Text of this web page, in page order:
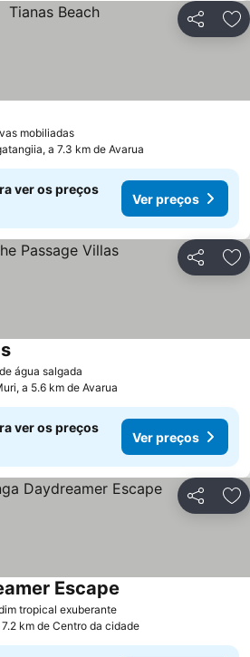
Partilhar
mobiliadas
a 7.3 km de Avarua
ver os preços
Ver preços
Partilhar
água salgada
a 5.6 km de Avarua
ver os preços
Ver preços
Partilhar
tropical exuberante
Escape
7.2 km de Centro da cidade